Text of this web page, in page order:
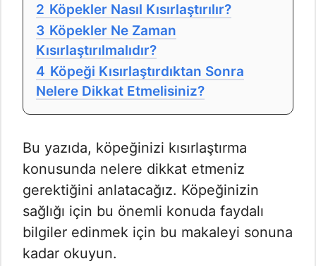
2 Köpekler Nasıl Kısırlaştırılır?
3 Köpekler Ne Zaman
Kısırlaştırılmalıdır?
4 Köpeği Kısırlaştırdıktan Sonra
Nelere Dikkat Etmelisiniz?
Bu yazıda, köpeğinizi kısırlaştırma
konusunda nelere dikkat etmeniz
gerektiğini anlatacağız. Köpeğinizin
sağlığı için bu önemli konuda faydalı
bilgiler edinmek için bu makaleyi sonuna
kadar okuyun.